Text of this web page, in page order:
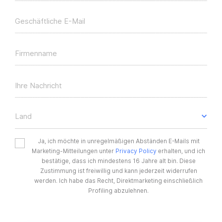
Geschäftliche E-Mail
Firmenname
Ihre Nachricht
Land
Ja, ich möchte in unregelmäßigen Abständen E-Mails mit
Marketing-Mitteilungen unter Privacy Policy erhalten, und ich
bestätige, dass ich mindestens 16 Jahre alt bin. Diese
Zustimmung ist freiwillig und kann jederzeit widerrufen
werden. Ich habe das Recht, Direktmarketing einschließlich
Profiling abzulehnen.